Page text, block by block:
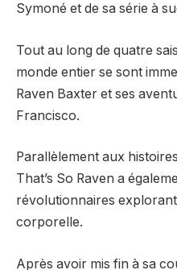
Symoné et de sa série à
Tout au long de quatre
monde entier se sont
Raven Baxter et ses
Francisco.
Parallèlement aux
That’s So Raven a
révolutionnaires
corporelle.
Après avoir mis fin à sa